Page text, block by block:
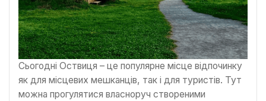
Сьогодні Оствиця – це популярне місце відпочинку
як для місцевих мешканців, так і для туристів. Тут
можна прогулятися власноруч створеними